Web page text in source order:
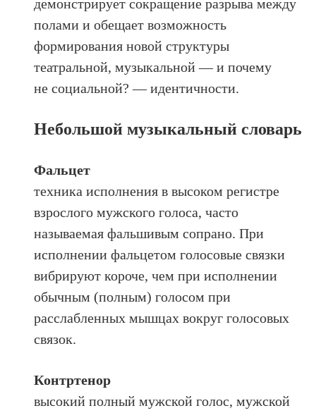
демонстрирует сокращение разрыва между
полами и обещает возможность
формирования новой структуры
театральной, музыкальной — и почему
не социальной? — идентичности.
Небольшой музыкальный словарь
Фальцет
техника исполнения в высоком регистре
взрослого мужского голоса, часто
называемая фальшивым сопрано. При
исполнении фальцетом голосовые связки
вибрируют короче, чем при исполнении
обычным (полным) голосом при
расслабленных мышцах вокруг голосовых
связок.
Контртенор
высокий полный мужской голос, мужской